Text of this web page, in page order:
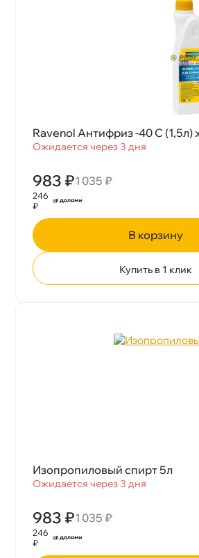
Ravenol Антифриз -40 С (1,5л)
Ожидается через 3 дня
983 ₽1 035 ₽
246
₽
корзину
Купить в 1 клик
Изопропиловый спирт 5л
Ожидается через 3 дня
983 ₽1 035 ₽
246
₽